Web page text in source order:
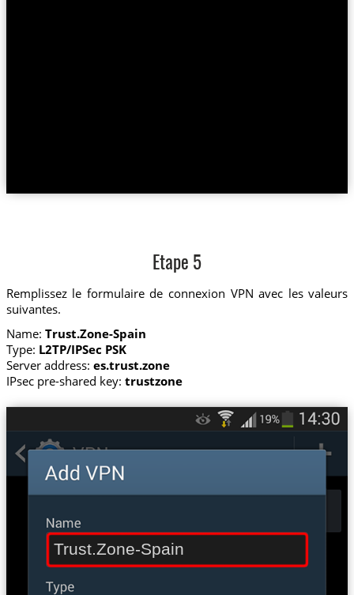
Etape 5
Remplissez le formulaire de connexion VPN avec les valeurs
suivantes.
Name: Trust.Zone-Spain
Type: L2TP/IPSec PSK
Server address: es.trust.zone
IPsec pre-shared key: trustzone
Trust.Zone-Spain